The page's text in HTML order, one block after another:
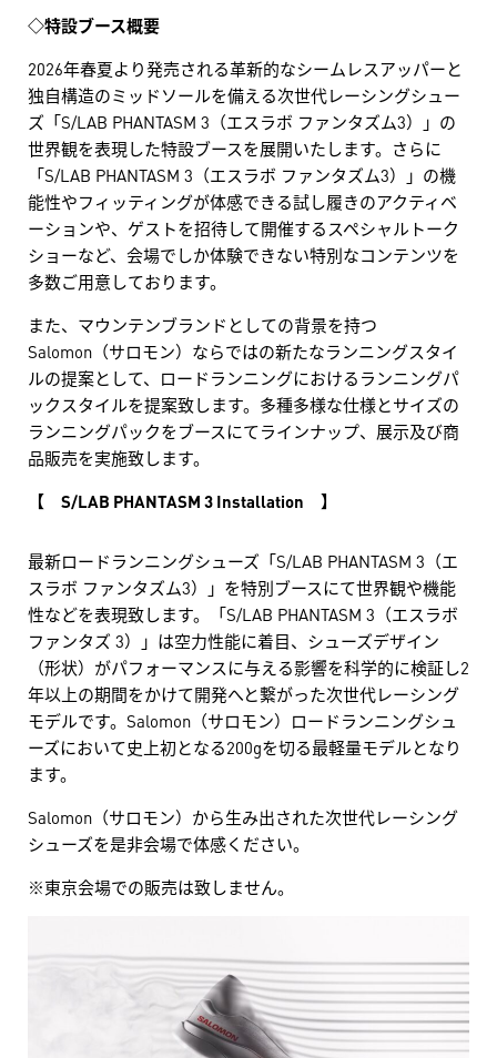
◇特設ブース概要
2026年春夏より発売される革新的なシームレスアッパーと
独自構造のミッドソールを備える次世代レーシングシュー
ズ「S/LAB PHANTASM 3（エスラボ ファンタズム3）」の
世界観を表現した特設ブースを展開いたします。さらに
「S/LAB PHANTASM 3（エスラボ ファンタズム3）」の機
能性やフィッティングが体感できる試し履きのアクティベ
ーションや、ゲストを招待して開催するスペシャルトーク
ショーなど、会場でしか体験できない特別なコンテンツを
多数ご用意しております。
また、マウンテンブランドとしての背景を持つ
Salomon（サロモン）ならではの新たなランニングスタイ
ルの提案として、ロードランニングにおけるランニングパ
ックスタイルを提案致します。多種多様な仕様とサイズの
ランニングパックをブースにてラインナップ、展示及び商
品販売を実施致します。
【 S/LAB PHANTASM 3 Installation 】
最新ロードランニングシューズ「S/LAB PHANTASM 3（エ
スラボ ファンタズム3）」を特別ブースにて世界観や機能
性などを表現致します。「S/LAB PHANTASM 3（エスラボ
ファンタズ 3）」は空力性能に着目、シューズデザイン
（形状）がパフォーマンスに与える影響を科学的に検証し2
年以上の期間をかけて開発へと繋がった次世代レーシング
モデルです。Salomon（サロモン）ロードランニングシュ
ーズにおいて史上初となる200gを切る最軽量モデルとなり
ます。
Salomon（サロモン）から生み出された次世代レーシング
シューズを是非会場で体感ください。
※東京会場での販売は致しません。